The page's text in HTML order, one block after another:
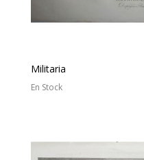
Militaria
En Stock